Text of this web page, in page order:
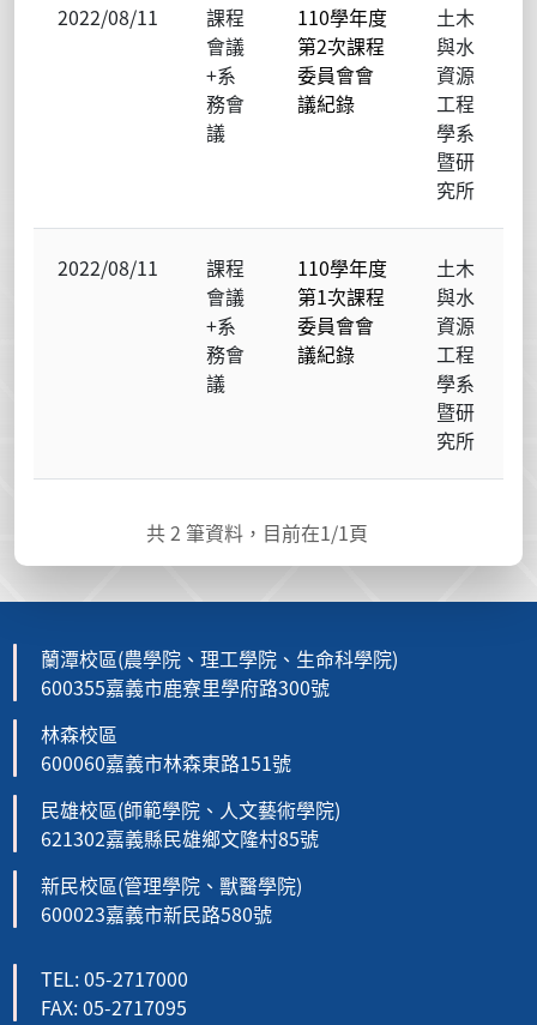
2022/08/11
課程
會議
+系
務會
議
110學年度
第2次課程
委員會會
議紀錄
土木
與水
資源
工程
學系
暨研
究所
2022/08/11
課程
會議
+系
務會
議
110學年度
第1次課程
委員會會
議紀錄
土木
與水
資源
工程
學系
暨研
究所
共2 筆資料，目前在1/1頁
蘭潭校區(農學院、理工學院、生命科學院)
600355嘉義市鹿寮里學府路300號
林森校區
600060嘉義市林森東路151號
民雄校區(師範學院、人文藝術學院)
621302嘉義縣民雄鄉文隆村85號
新民校區(管理學院、獸醫學院)
600023嘉義市新民路580號
TEL: 05-2717000
FAX: 05-2717095